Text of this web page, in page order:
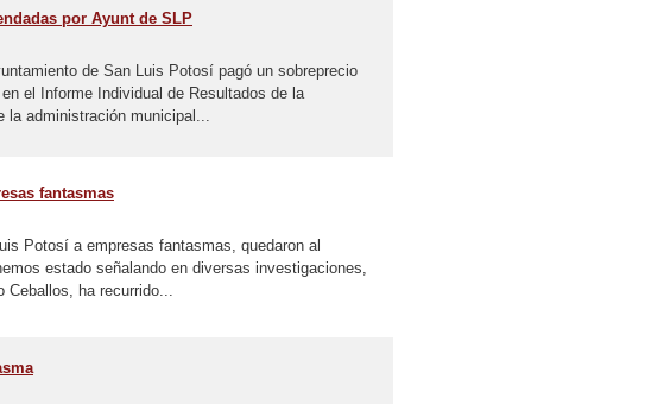
por Ayunt de SLP
de San Luis Potosí pagó un sobreprecio
el Informe Individual de Resultados de la
la administración municipal...
fantasmas
Potosí a empresas fantasmas, quedaron al
estado señalando en diversas investigaciones,
Ceballos, ha recurrido...